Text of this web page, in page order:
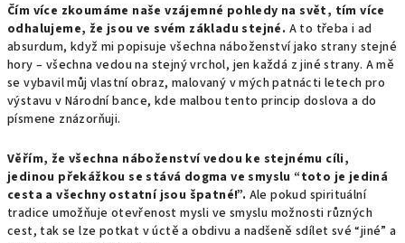
Čím více zkoumáme naše vzájemné pohledy na svět, tím více
odhalujeme, že jsou ve svém základu stejné. A to třeba i ad
absurdum, když mi popisuje všechna náboženství jako strany stejné
hory – všechna vedou na stejný vrchol, jen každá z jiné strany. A mě
se vybavil můj vlastní obraz, malovaný v mých patnácti letech pro
výstavu v Národní bance, kde malbou tento princip doslova a do
písmene znázorňuji.
Věřím, že všechna náboženství vedou ke stejnému cíli,
jedinou překážkou se stává dogma ve smyslu “toto je jediná
cesta a všechny ostatní jsou špatné!”. Ale pokud spirituální
tradice umožňuje otevřenost mysli ve smyslu možnosti různých
cest, tak se lze potkat v úctě a obdivu a nadšeně sdílet své “jiné” a